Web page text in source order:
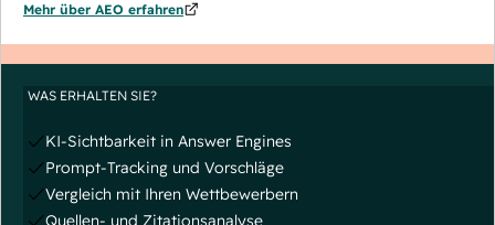
Mehr über AEO erfahren
WAS ERHALTEN SIE?
KI-Sichtbarkeit in Answer Engines
Prompt-Tracking und Vorschläge
Vergleich mit Ihren Wettbewerbern
Quellen- und Zitationsanalyse